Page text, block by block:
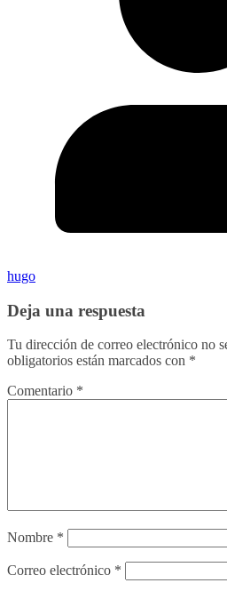
hugo
Deja una respuesta
Tu dirección de correo electrónico no
obligatorios están marcados con *
Comentario *
Nombre *
Correo electrónico *